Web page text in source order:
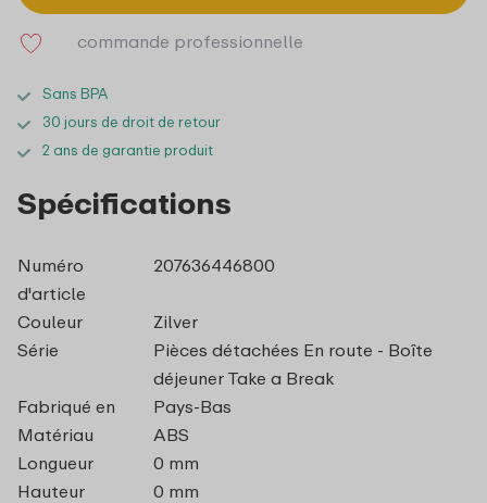
commande professionnelle
Sans BPA
30 jours de droit de retour
2 ans de garantie produit
Spécifications
Numéro
d'article
207636446800
Couleur
Zilver
Série
Pièces détachées En route - Boîte
déjeuner Take a Break
Fabriqué en
Pays-Bas
Matériau
ABS
Longueur
0 mm
Hauteur
0 mm